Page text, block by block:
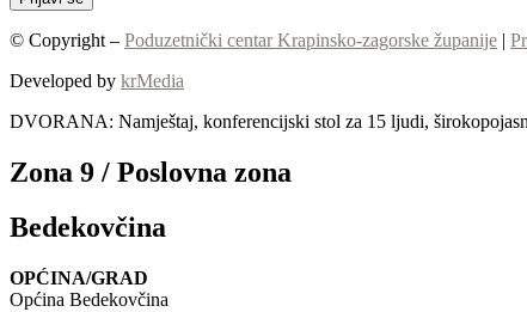
© Copyright – Poduzetnički centar Krapinsko-zagorske županije |
Developed by krMedia
DVORANA: Namještaj, konferencijski stol za 15 ljudi,
Zona 9 / Poslovna zona
Bedekovčina
OPĆINA/GRAD
Općina Bedekovčina